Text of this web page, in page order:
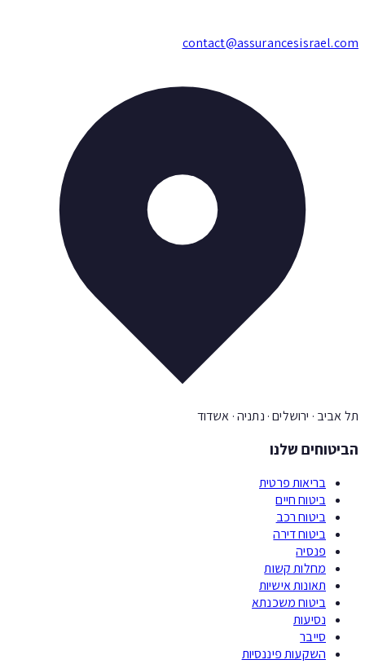
אביב · ירושלים · נתניה · אשדוד
שלנו
בריאות פרטית
ביטוח חיים
ביטוח רכב
ביטוח דירה
פנסיה
מחלות קשות
תאונות אישיות
ביטוח משכנתא
נסיעות
סייבר
השקעות פיננסיות